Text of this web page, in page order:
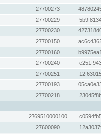
27700273
27700229
27700230
27700150
27700160
27700240
27700251
27700193
27700218
2769510000100
27600090